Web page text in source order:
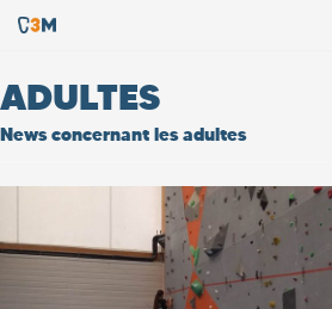
au
ADULTES
News concernant les adultes